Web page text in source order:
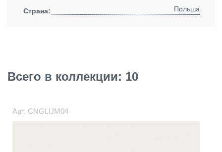
Страна: Польша
Всего в коллекции: 10
Арт. CNGLUM04